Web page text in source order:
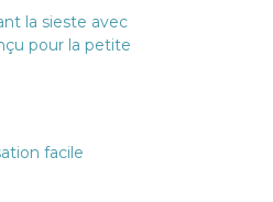
la sieste avec
pour la petite
facile